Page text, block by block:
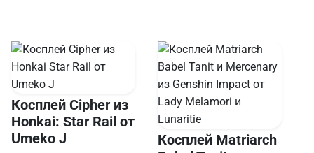
Косплей Cipher из
Honkai: Star Rail от
Umeko J
Косплей Matriarch